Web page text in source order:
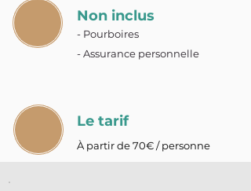
Non inclus
- Pourboires
- Assurance personnelle
Le tarif
À partir de 70€ / personne